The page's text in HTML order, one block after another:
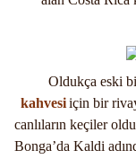
Oldukça eski
kahvesiiçin bir
canlıların keçiler
Bonga’da Kaldi